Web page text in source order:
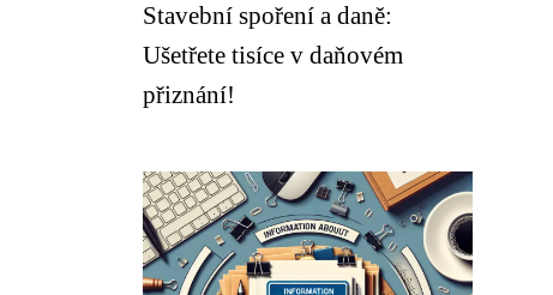
Stavební spoření a daně:
Ušetřete tisíce v daňovém
přiznání!